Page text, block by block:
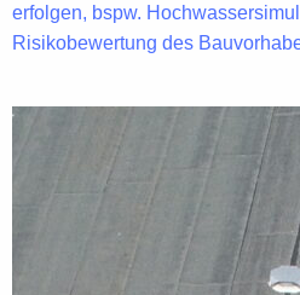
erfolgen, bspw.
Risikobewertung des